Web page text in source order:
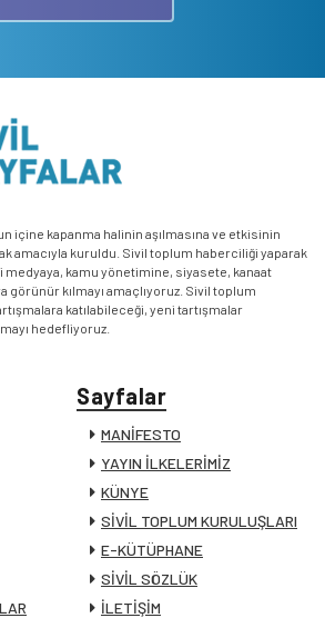
içine kapanma halinin aşılmasına ve etkisinin
amacıyla kuruldu. Sivil toplum haberciliği yaparak
kamu yönetimine, siyasete, kanaat
görünür kılmayı amaçlıyoruz. Sivil toplum
katılabileceği, yeni tartışmalar
hedefliyoruz.
Sayfalar
MANİFESTO
YAYIN İLKELERİMİZ
KÜNYE
SİVİL TOPLUM KURULUŞLARI
E-KÜTÜPHANE
SİVİL SÖZLÜK
İLETİŞİM